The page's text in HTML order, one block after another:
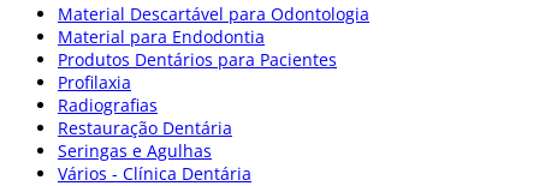
Material Descartável para Odontologia
Material para Endodontia
Produtos Dentários para Pacientes
Profilaxia
Radiografias
Restauração Dentária
Seringas e Agulhas
Vários - Clínica Dentária